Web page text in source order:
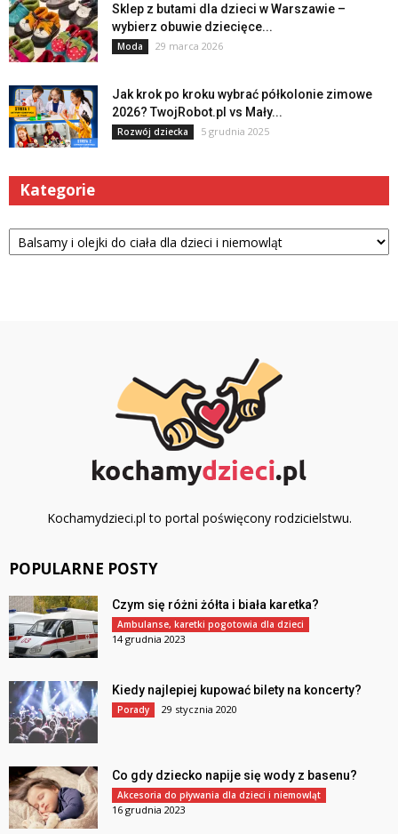
Sklep z butami dla dzieci w Warszawie –
wybierz obuwie dziecięce...
Moda 29 marca 2026
Jak krok po kroku wybrać półkolonie zimowe
2026? TwojRobot.pl vs Mały...
Rozwój dziecka 5 grudnia 2025
Kategorie
Kategorie
Kochamydzieci.pl to portal poświęcony rodzicielstwu.
POPULARNE POSTY
Czym się różni żółta i biała karetka?
Ambulanse, karetki pogotowia dla dzieci
14 grudnia 2023
Kiedy najlepiej kupować bilety na koncerty?
Porady 29 stycznia 2020
Co gdy dziecko napije się wody z basenu?
Akcesoria do pływania dla dzieci i niemowląt
16 grudnia 2023